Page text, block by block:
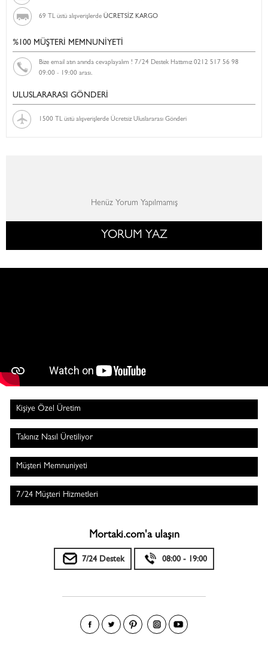
69 TL üstü alışverişlerde ÜCRETSİZ KARGO
%100 MÜŞTERİ MEMNUNİYETİ
Bize email atın anında cevaplayalım ! 7/24 Destek Hattımız 0212 517 56 98
09:00 - 19:00 arası.
ULUSLARARASI GÖNDERİ
1500 TL üstü alışverişlerde Ücretsiz Uluslararası Gönderi
Henüz Yorum Yapılmamış
YORUM YAZ
Kişiye Özel Üretim
Takınız Nasıl Üretiliyor
Müşteri Memnuniyeti
7/24 Müşteri Hizmetleri
Mortaki.com'a ulaşın
7/24 Destek 08:00 - 19:00